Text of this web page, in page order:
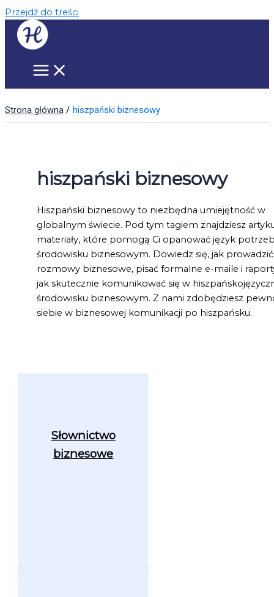
Przejdź do treści
Strona główna hiszpański biznesowy
hiszpański biznesowy
Hiszpański biznesowy to niezbędna umiejętność w
globalnym świecie. Pod tym tagiem znajdziesz
materiały, które pomogą Ci opanować język
środowisku biznesowym. Dowiedz się, jak prowadzić
rozmowy biznesowe, pisać formalne e-maile i
jak skutecznie komunikować się w
środowisku biznesowym. Z nami zdobędziesz
siebie w biznesowej komunikacji po hiszpańsku.
Słownictwo
biznesowe